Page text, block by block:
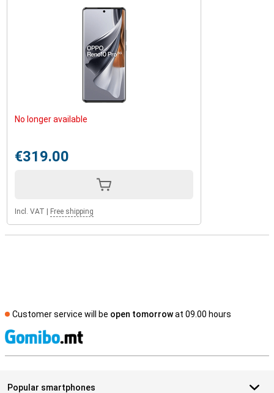
No longer available
€319.00
Incl. VAT Free shipping
Customer service will be open tomorrowat 09.00 hours
Popular smartphones